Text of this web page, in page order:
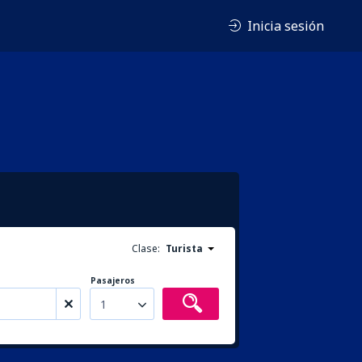
Inicia sesión
Clase: Turista
Pasajeros
1